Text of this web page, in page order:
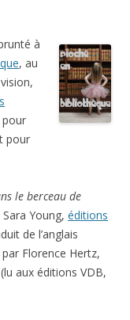
à
, au
pour
pour
le berceau de
Sara Young, éditions
de l’anglais
par Florence Hertz,
aux éditions VDB,